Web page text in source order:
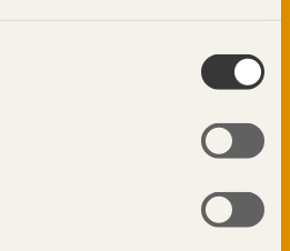
nyhetsbrev!